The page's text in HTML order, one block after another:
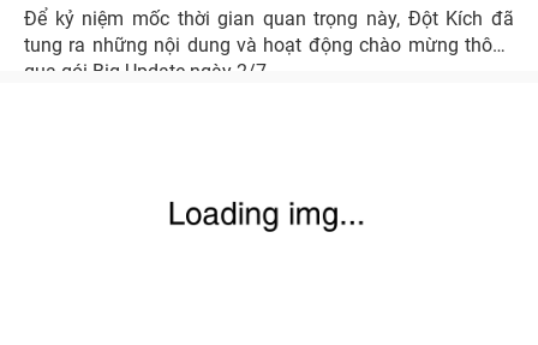
Để kỷ niệm mốc thời gian quan trọng này, Đột Kích đã
tung ra những nội dung và hoạt động chào mừng thông
qua gói Big Update ngày 2/7.